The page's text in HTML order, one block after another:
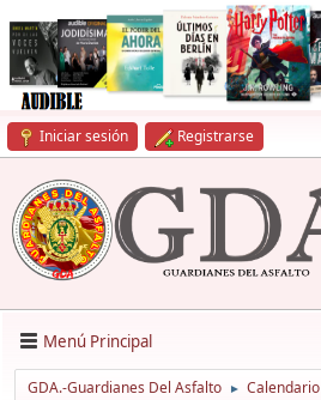
Iniciar sesión Registrarse
Menú Principal
GDA.-Guardianes Del Asfalto ► Calendario